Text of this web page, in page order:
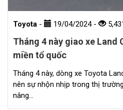
Toyota - 19/04/2024-
Tháng 4 này giao xe Land
miền tổ quốc
Tháng 4 này, dòng xe Toyota
nên sự nhộn nhịp trong thị
nâng…